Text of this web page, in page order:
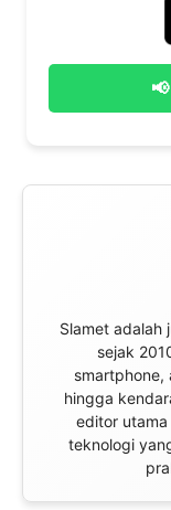
Slamet adalah
sejak
smartphone,
hingga
editor
teknologi